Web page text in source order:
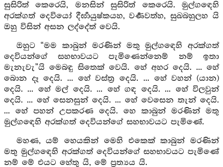
සුසිරිත් කෙරෙයි, මනසින් සුසිරිත් කෙරෙයි. මුල්ගඳෙහි
අරක්ගත් දෙවියෝ දීර්‍ඝායුෂ්කයහ, වර්‍ණවත්හ, සුඛබහුලහ යි
ඔහු විසින් අසන ලද්දේත් වෙයි.
ඔහුට “මම කාබුන් මරණින් මතු මුල්ගඳෙහි අරක්ගත්
දෙවියන්ගේ සහභාවයට පැමිණෙන්නෙම් නම් ඉතා
මැනැවැ”යි මෙබඳු සිතෙක් වෙයි. හේ අහර දෙයි. ... හේ
බොන දෑ දෙයි. ... හේ වස්ත්‍ර දෙයි. ... හේ වහන් (යාන)
දෙයි. ... හේ මල් දෙයි. ... හේ ගඳ දෙයි. ... හේ විලවුන්
දෙයි. ... හේ සෙනසුන් දෙයි. ... හේ වෙසෙන තැන් දෙයි.
... හේ පහන් උපකරණ දෙයි. හෙ කාබුන් මරණින් මතු
මුල්ගඳෙහි අරක්ගත් දෙවියන්ගේ සහභාවයට පැමිණේ.
මහණ, යම් හෙයකින් මෙහි එකෙක් කාබුන් මරණින්
මතු මුල්ගඳෙහි අරක්ගත් දෙවියන්ගේ සහභාවයට පැමිණේ
නම් මේ එයට හේතු යි, මේ ප්‍රත්‍යය යි.